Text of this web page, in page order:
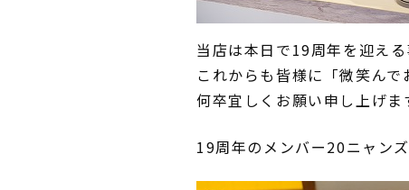
当店は本日で19周年を迎え
これからも皆様に「微笑んで
何卒宜しくお願い申し上げま
19周年のメンバー20ニャン